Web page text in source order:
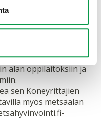
tai
tarkistuslista ja
alan oppilaitoksiin ja
sen Koneyrittäjien
myös metsäalan